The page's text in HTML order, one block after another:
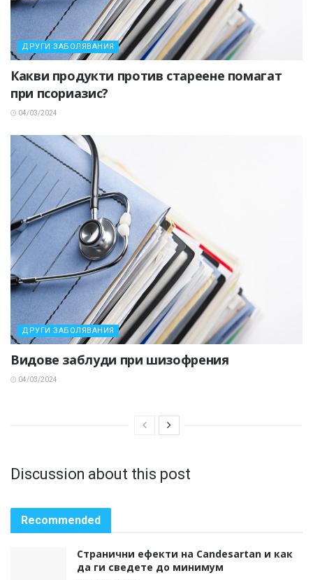
ДРУГИ ЗАБОЛЯВАНИЯ
Какви продукти против стареене помагат
при псориазис?
04/03/2024
ДРУГИ ЗАБОЛЯВАНИЯ
Видове заблуди при шизофрения
04/03/2024
Discussion about this post
Recommended
Странични ефекти на Candesartan и как
да ги сведете до минимум